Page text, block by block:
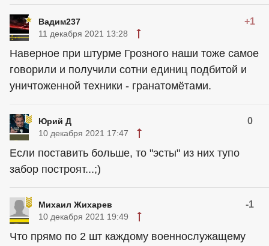
Вадим237 +1
11 декабря 2021 13:28
Наверное при штурме Грозного наши тоже самое
говорили и получили сотни единиц подбитой и
уничтоженной техники - гранатомётами.
Юрий Д 0
10 декабря 2021 17:47
Если поставить больше, то "эсты" из них тупо
забор построят...;)
Михаил Жихарев -1
10 декабря 2021 19:49
Что прямо по 2 шт каждому военнослужащему